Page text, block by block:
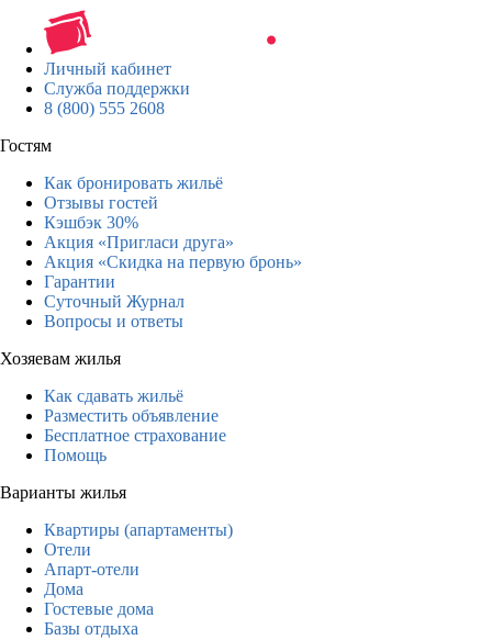
Личный кабинет
Служба поддержки
8 (800) 555 2608
Гостям
Как бронировать жильё
Отзывы гостей
Кэшбэк 30%
Акция «Пригласи друга»
Акция «Скидка на первую бронь»
Гарантии
Суточный Журнал
Вопросы и ответы
Хозяевам жилья
Как сдавать жильё
Разместить объявление
Бесплатное страхование
Помощь
Варианты жилья
Квартиры (апартаменты)
Отели
Апарт-отели
Дома
Гостевые дома
Базы отдыха